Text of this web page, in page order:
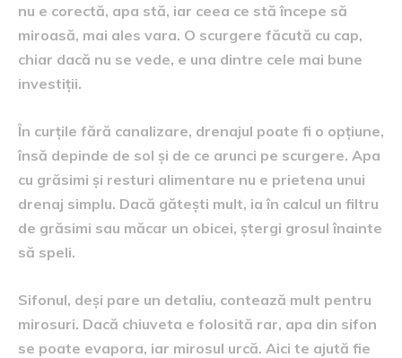
nu e corectă, apa stă, iar ceea ce stă începe să
miroasă, mai ales vara. O scurgere făcută cu cap,
chiar dacă nu se vede, e una dintre cele mai bune
investiții.
În curțile fără canalizare, drenajul poate fi o opțiune,
însă depinde de sol și de ce arunci pe scurgere. Apa
cu grăsimi și resturi alimentare nu e prietena unui
drenaj simplu. Dacă gătești mult, ia în calcul un filtru
de grăsimi sau măcar un obicei, ștergi grosul înainte
să speli.
Sifonul, deși pare un detaliu, contează mult pentru
mirosuri. Dacă chiuveta e folosită rar, apa din sifon
se poate evapora, iar mirosul urcă. Aici te ajută fie